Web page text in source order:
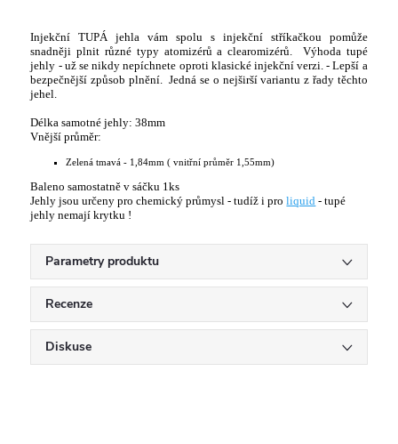
Injekční TUPÁ jehla vám spolu s injekční stříkačkou pomůže
snadněji plnit různé typy atomizérů a clearomizérů. Výhoda tupé
jehly - už se nikdy nepíchnete oproti klasické injekční verzi. - Lepší a
bezpečnější způsob plnění. Jedná se o nejširší variantu z řady těchto
jehel.
Délka samotné jehly: 38mm
Vnější průměr:
Zelená tmavá - 1,84mm ( vnitřní průměr 1,55mm)
Baleno samostatně v sáčku 1ks
Jehly jsou určeny pro chemický průmysl - tudíž i proliquid - tupé
jehly nemají krytku !
Parametry produktu
Recenze
Diskuse